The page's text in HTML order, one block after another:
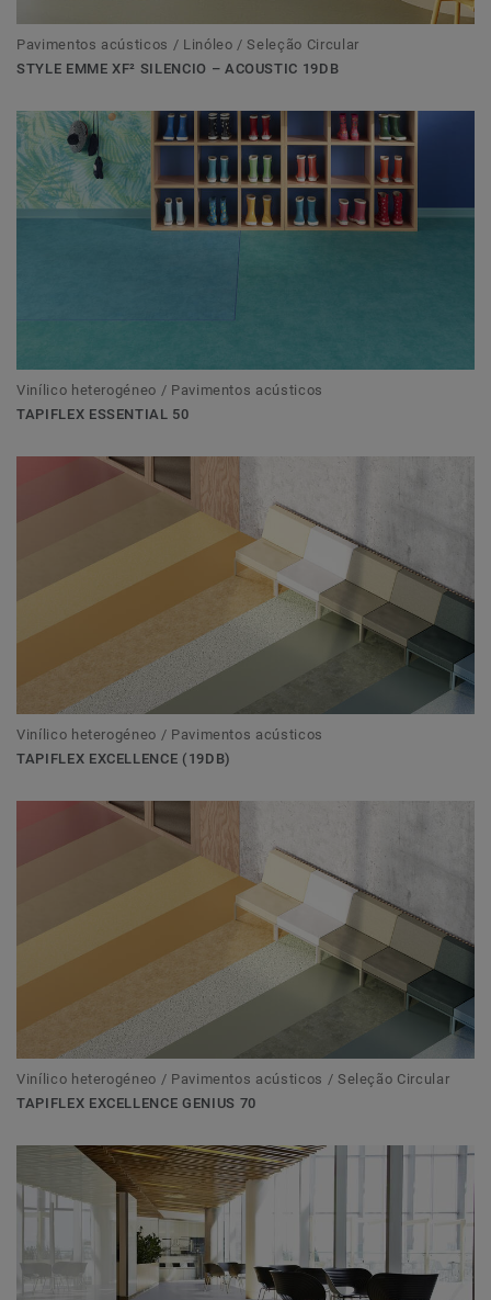
Pavimentos acústicos / Linóleo / Seleção Circular
STYLE EMME XF² SILENCIO – ACOUSTIC 19DB
Vinílico heterogéneo / Pavimentos acústicos
TAPIFLEX ESSENTIAL 50
Vinílico heterogéneo / Pavimentos acústicos
TAPIFLEX EXCELLENCE (19DB)
Vinílico heterogéneo / Pavimentos acústicos / Seleção Circular
TAPIFLEX EXCELLENCE GENIUS 70